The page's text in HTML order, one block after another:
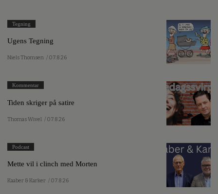
Tegning
Ugens Tegning
Niels Thomsen / 07.8.26
Kommentar
Tiden skriger på satire
Thomas Wivel / 07.8.26
Podcast
Mette vil i clinch med Morten
Kaaber & Karker / 07.8.26